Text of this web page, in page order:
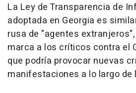
La Ley de Transparencia de
adoptada en Georgia es
rusa de "agentes
marca a los críticos contra el
que podría provocar nuevas
manifestaciones a lo largo de